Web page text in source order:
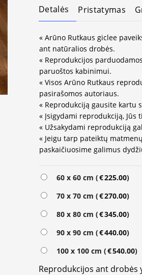
Detalės Pristatymas
« Arūno Rutkaus giclee
ant natūralios drobės.
« Reprodukcijos
paruoštos kabinimui.
« Visos Arūno Rutkaus
pasirašomos autoriaus.
« Reprodukciją gausite kartu
« Įsigydami reprodukciją,
« Užsakydami reprodukciją
« Jeigu tarp pateiktų
paskaičiuosime galimus
60 x 60 cm (€225.00)
70 x 70 cm (€270.00)
80 x 80 cm (€345.00)
90 x 90 cm (€440.00)
100 x 100 cm (€540.00)
Reprodukcijos ant
Alternative: